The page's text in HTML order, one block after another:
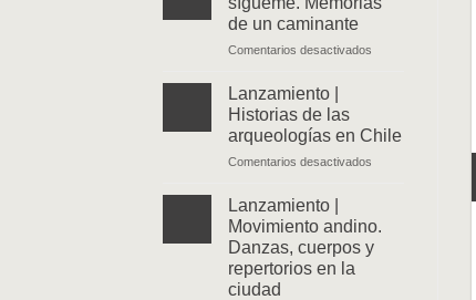
de un caminante
Comentarios desactivados
sígueme.
Lanzamiento |
Historias de las
arqueologías en Chile
Comentarios desactivados
de
las
Lanzamiento |
Movimiento andino.
Danzas, cuerpos y
repertorios en la
ciudad